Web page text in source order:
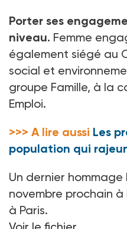
Porter ses
niveau. Femme
également siégé au
social et
groupe Famille, à la
Emploi.
>>> A lire aussi Les
population qui
Un dernier hommage
novembre prochain à
à Paris.